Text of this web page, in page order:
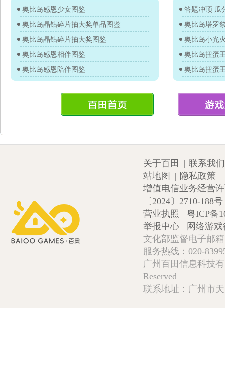
奥比岛感恩少女图鉴
奥比岛晶钻碎片抽大奖单品图鉴
奥比岛晶钻碎片抽大奖图鉴
奥比岛感恩相伴图鉴
奥比岛感恩陪伴图鉴
答题冲顶 瓜
奥比岛塔罗
奥比岛小光
关于百田 | 联系我们
站地图
| 隐私政策
增值电信业务经营
〔2024〕2710-188号
营业执照
粤ICP备
举报中心
网络游
文化部监督电子邮
服务热线：020-
广州百田信息科技
Reserved
联系地址：广州市